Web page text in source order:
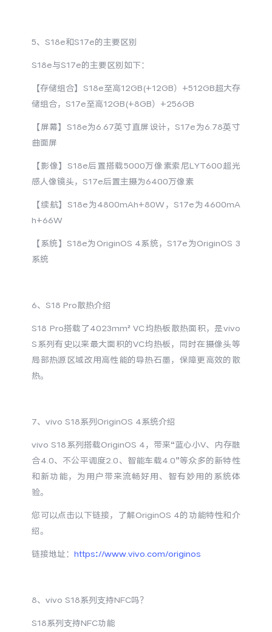
5、S18e和S17e的主要区别
S18e与S17e的主要区别如下：
【存储组合】 S18e至高12GB(+12GB）+512GB超大存
储组合，S17e至高12GB(+8GB）+256GB
【屏幕】 S18e为6.67英寸直屏设计，S17e为6.78英寸
曲面屏
【影像】 S18e后置搭载5000万像素索尼LYT600超光
感人像镜头，S17e后置主摄为6400万像素
【续航】 S18e为4800mAh+80W，S17e为4600mA
h+66W
【系统】 S18e为OriginOS 4系统，S17e为OriginOS 3
系统
6、S18 Pro散热介绍
S18 Pro搭载了4023mm² VC均热板散热面积，是vivo
S系列有史以来最大面积的VC均热板，同时在摄像头等
局部热源区域改用高性能的导热石墨，保障更高效的散
热。
7、vivo S18系列OriginOS 4系统介绍
vivo S18系列搭载OriginOS 4，带来“蓝心小V、内存融
合4.0、不公平调度2.0、智能车载4.0”等众多的新特性
和新功能，为用户带来流畅好用、智有妙用的系统体
验。
您可以点击以下链接，了解OriginOS 4的功能特性和介
绍。
链接地址：https://www.vivo.com/originos
8、vivo S18系列支持NFC吗？
S18系列支持NFC功能